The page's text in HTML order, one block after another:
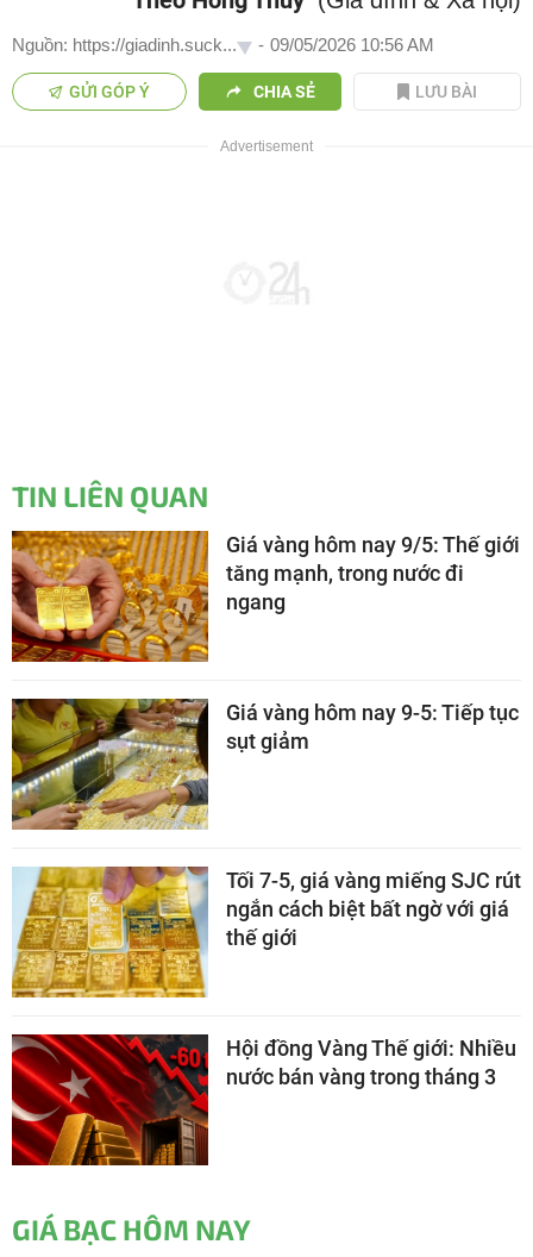
Nguồn: https://giadinh.suck... - 09/05/2026 10:56 AM
GỬI GÓP Ý CHIA SẺ LƯU BÀI
TIN LIÊN QUAN
Giá vàng hôm nay 9/5: Thế giới
tăng mạnh, trong nước đi
ngang
Giá vàng hôm nay 9-5: Tiếp tục
sụt giảm
Tối 7-5, giá vàng miếng SJC rút
ngắn cách biệt bất ngờ với giá
thế giới
Hội đồng Vàng Thế giới: Nhiều
nước bán vàng trong tháng 3
GIÁ BẠC HÔM NAY